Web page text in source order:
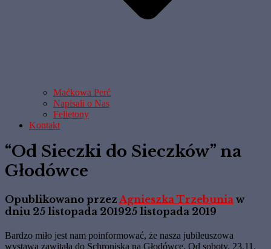
Maćkowa Perć
Napisali o Nas
Felietony
Kontakt
“Od Sieczki do Sieczków” na
Głodówce
Opublikowano przez Agnieszka Trzebunia w
dniu 25 listopada 201925 listopada 2019
Bardzo miło jest nam poinformować, że nasza jubileuszowa
wystawa zawitała do Schroniska na Głodówce. Od soboty, 23.11.